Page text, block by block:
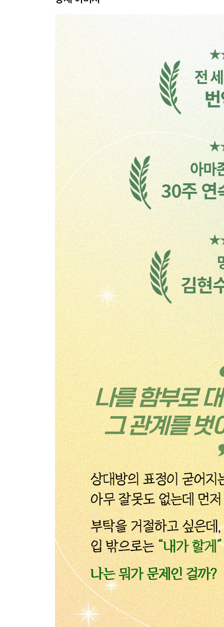
3장. 순응할 때 나타나는 징후들
순응 반응의 대표적인 징후들·자기 축소: 작아지
뭔가 잘못된 사람인가 봐·탈바꿈: 내가 맘에 안
돌봄: 어떻게 도와드릴까요?·인정 욕구·애정 욕
타당해 보이기 위한 거짓말·삶을 그럴듯하게 연출
4장. 우리의 관계를 움직이는 순응의 회전목마
순응 반응과 관련된 관계 패턴·트라우마 재현: 이
회전목마에 다시 올라타다· '집'이라 부르는 그곳·
돼·'문제 있음'이라는 꼬리표를 떼어내자 |미아 이야
2부. 포닝에서 벗어나기
5장. 나를 부르는 신호에 응답하라
자기 신뢰의 순간들·현재의 시간과 장소에 깨
알아차리기·트리거로 둘러싸인 세상·먼지바람을
6장. 순응을 벗어버리기 위한 내면 작업
흔들리는 신경계를 조율하라·나와 세상 사이
내면가족체계: 내 마음속 서로 다른 목소리·소마
능력이 있나요?·나에게 다시 부모가 되어주기|릴리
7장. 치유를 위한 바깥 작업
건강한 투쟁 반응 일깨우기·분노: 내면의 불꽃을
일·돌보는 사람들의 경계 세우기·맞추는 사람들
사람을 택한다면·나를 안전하게 드러내 보자·더